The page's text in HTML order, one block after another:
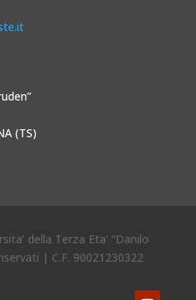
(TS)
della Terza Eta’ “Danilo
| C.F. 90021230322